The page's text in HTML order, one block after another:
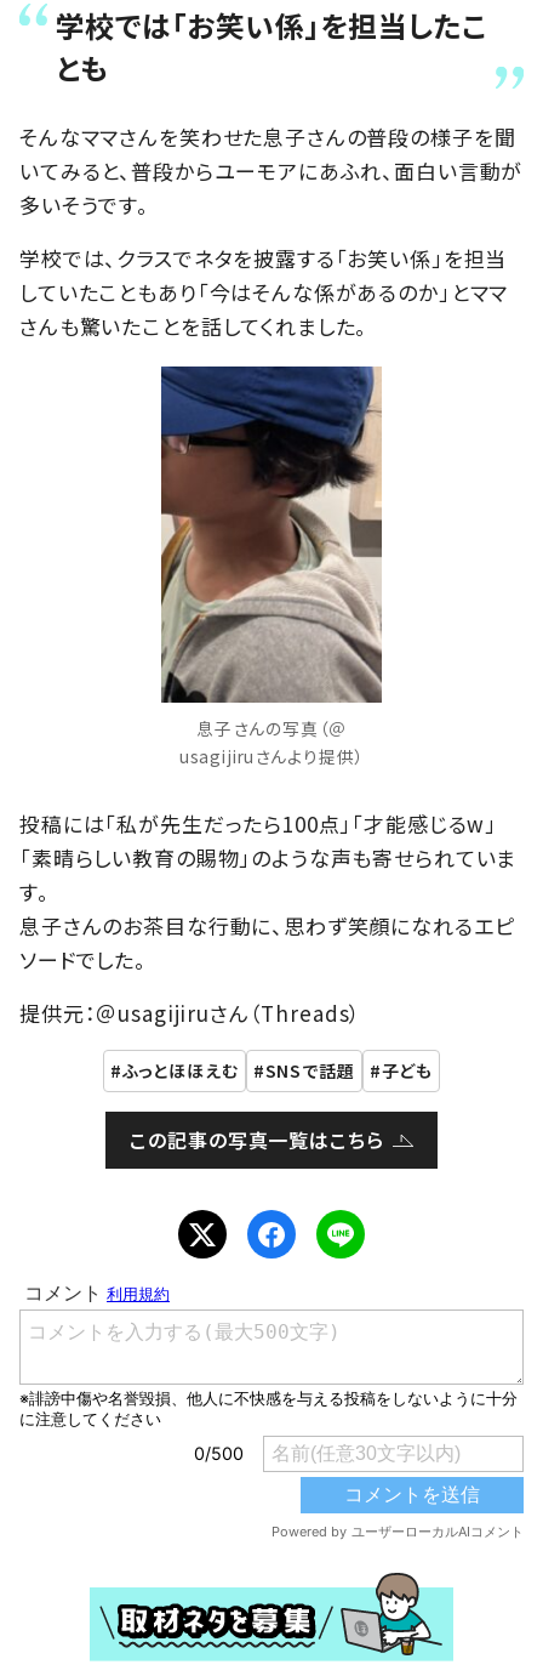
学校では「お笑い係」を担当したこ
とも
そんなママさんを笑わせた息子さんの普段の様子を聞
いてみると、普段からユーモアにあふれ、面白い言動が
多いそうです。
学校では、クラスでネタを披露する「お笑い係」を担当
していたこともあり「今はそんな係があるのか」とママ
さんも驚いたことを話してくれました。
息子さんの写真（＠
usagijiruさんより提供）
投稿には「私が先生だったら100点」「才能感じるw」
「素晴らしい教育の賜物」のような声も寄せられていま
す。
息子さんのお茶目な行動に、思わず笑顔になれるエピ
ソードでした。
提供元：＠usagijiruさん（Threads）
ふっとほほえむ SNSで話題 子ども
この記事の写真一覧はこちら